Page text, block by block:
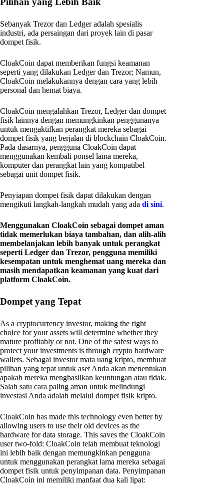
Sebanyak Trezor dan Ledger adalah spesialis
industri, ada persaingan dari proyek lain di pasar
dompet fisik.
CloakCoin dapat memberikan fungsi keamanan
seperti yang dilakukan Ledger dan Trezor; Namun,
CloakCoin melakukannya dengan cara yang lebih
personal dan hemat biaya.
CloakCoin mengalahkan Trezor, Ledger dan dompet
fisik lainnya dengan memungkinkan penggunanya
untuk mengaktifkan perangkat mereka sebagai
dompet fisik yang berjalan di blockchain CloakCoin.
Pada dasarnya, pengguna CloakCoin dapat
menggunakan kembali ponsel lama mereka,
komputer dan perangkat lain yang kompatibel
sebagai unit dompet fisik.
Penyiapan dompet fisik dapat dilakukan dengan
mengikuti langkah-langkah mudah yang ada di sini.
Menggunakan CloakCoin sebagai dompet aman
tidak memerlukan biaya tambahan, dan alih-alih
membelanjakan lebih banyak untuk perangkat
seperti Ledger dan Trezor, pengguna memiliki
kesempatan untuk menghemat uang mereka dan
masih mendapatkan keamanan yang kuat dari
platform CloakCoin.
Dompet yang Tepat
As a cryptocurrency investor, making the right
choice for your assets will determine whether they
mature profitably or not. One of the safest ways to
protect your investments is through crypto hardware
wallets. Sebagai investor mata uang kripto, membuat
pilihan yang tepat untuk aset Anda akan menentukan
apakah mereka menghasilkan keuntungan atau tidak.
Salah satu cara paling aman untuk melindungi
investasi Anda adalah melalui dompet fisik kripto.
CloakCoin has made this technology even better by
allowing users to use their old devices as the
hardware for data storage. This saves the CloakCoin
user two-fold: CloakCoin telah membuat teknologi
ini lebih baik dengan memungkinkan pengguna
untuk menggunakan perangkat lama mereka sebagai
dompet fisik untuk penyimpanan data. Penyimpanan
CloakCoin ini memiliki manfaat dua kali lipat: